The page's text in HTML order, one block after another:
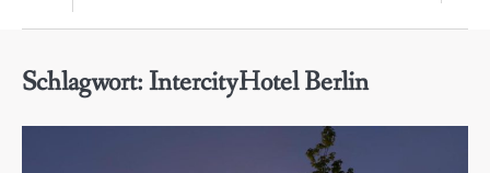
Schlagwort:IntercityHotel Berlin